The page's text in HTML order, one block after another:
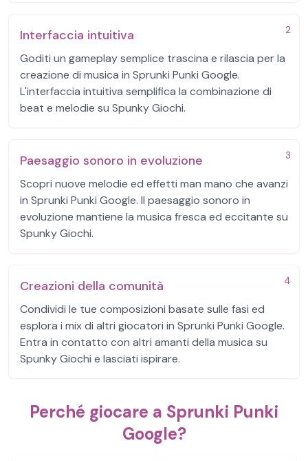
2
Interfaccia intuitiva
Goditi un gameplay semplice trascina e rilascia per la
creazione di musica in Sprunki Punki Google.
L'interfaccia intuitiva semplifica la combinazione di
beat e melodie su Spunky Giochi.
3
Paesaggio sonoro in evoluzione
Scopri nuove melodie ed effetti man mano che avanzi
in Sprunki Punki Google. Il paesaggio sonoro in
evoluzione mantiene la musica fresca ed eccitante su
Spunky Giochi.
4
Creazioni della comunità
Condividi le tue composizioni basate sulle fasi ed
esplora i mix di altri giocatori in Sprunki Punki Google.
Entra in contatto con altri amanti della musica su
Spunky Giochi e lasciati ispirare.
Perché giocare a Sprunki Punki
Google?